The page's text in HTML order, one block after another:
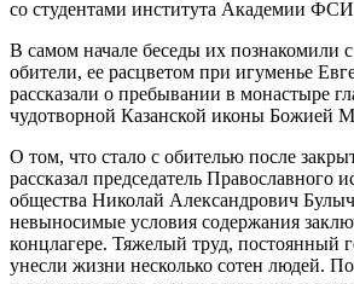
со студентами института Академии
В самом начале беседы их познакомили
обители, ее расцветом при игуменье
рассказали о пребывании в монастыре
чудотворной Казанской иконы Божией
О том, что стало с обителью после
рассказал председатель Православного
общества Николай Александрович
невыносимые условия содержания
концлагере. Тяжелый труд, постоянный
унесли жизни несколько сотен людей.